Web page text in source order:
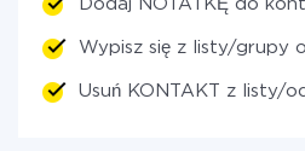
Dodaj NOTATKĘ do
Wypisz się z listy/grupy
Usuń KONTAKT z listy/